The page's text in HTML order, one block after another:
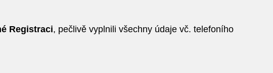
Registraci, pečlivě vyplnili všechny údaje vč. telefoního